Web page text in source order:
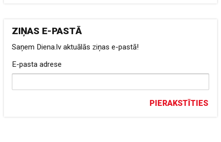
ZIŅAS E-PASTĀ
Saņem Diena.lv aktuālās ziņas e-pastā!
E-pasta adrese
PIERAKSTĪTIES